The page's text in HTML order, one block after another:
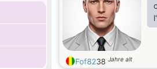
Fof8238 Jahre alt